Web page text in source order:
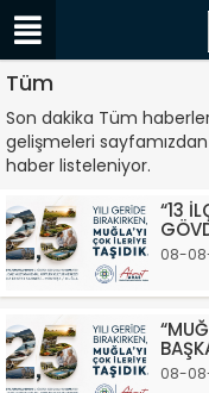
Tüm
Son dakika Tüm
gelişmeleri
haber listeleniyor.
“13
08-
08-